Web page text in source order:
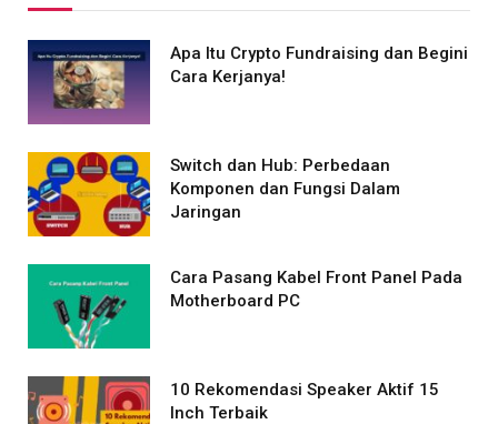
Apa Itu Crypto Fundraising dan Begini
Cara Kerjanya!
Switch dan Hub: Perbedaan
Komponen dan Fungsi Dalam
Jaringan
Cara Pasang Kabel Front Panel Pada
Motherboard PC
10 Rekomendasi Speaker Aktif 15
Inch Terbaik